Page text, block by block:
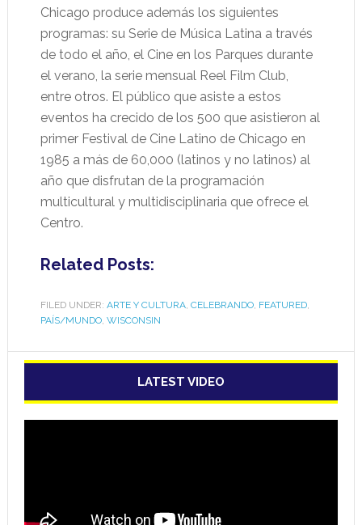
Chicago produce además los siguientes
programas: su Serie de Música Latina a través
de todo el año, el Cine en los Parques durante
el verano, la serie mensual Reel Film Club,
entre otros. El público que asiste a estos
eventos ha crecido de los 500 que asistieron al
primer Festival de Cine Latino de Chicago en
1985 a más de 60,000 (latinos y no latinos) al
año que disfrutan de la programación
multicultural y multidisciplinaria que ofrece el
Centro.
Related Posts:
FILED UNDER: ARTE Y CULTURA, CELEBRANDO, FEATURED,
PAÍS/MUNDO, WISCONSIN
LATEST VIDEO